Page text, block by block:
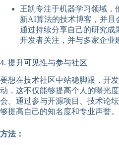
王凯专注于机器学习领域，
新AI算法的技术博客，并且
通过持续分享自己的研究成
开发者关注，并与多家企业
4. 提升可见性与参与社区
要想在技术社区中站稳脚跟，开
动，这不仅能够提高个人的曝光
会。通过参与开源项目、技术论
够提高自己的知名度和专业声誉。
方法：